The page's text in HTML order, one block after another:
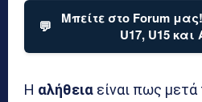
💬
Μπείτε στο Forum
U17, U15
Η αλήθεια είναι πως